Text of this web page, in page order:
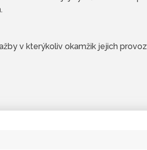
v kterýkoliv okamžik jejich